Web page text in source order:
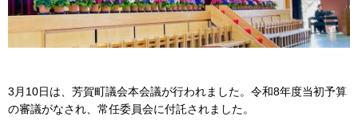
3月10日は、芳賀町議会本会議が行われました。令和8年度当初予算
の審議がなされ、常任委員会に付託されました。